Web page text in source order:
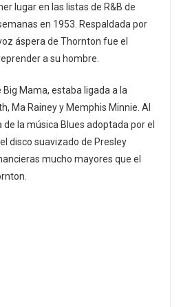
lugar en las listas de R&B de
en 1953. Respaldada por
áspera de Thornton fue el
a su hombre.
Big Mama, estaba ligada a la
Ma Rainey y Memphis Minnie. Al
la música Blues adoptada por el
el disco suavizado de Presley
mucho mayores que el